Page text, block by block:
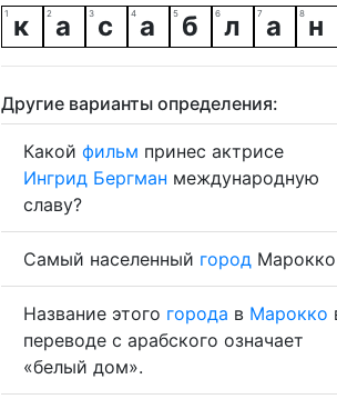
к а с а б л а н
Другие варианты определения:
Какой фильм принес актрисе
Ингрид Бергман международную
славу?
Самый населенный город
Название этого города в Марокко
переводе с арабского означает
«белый дом».